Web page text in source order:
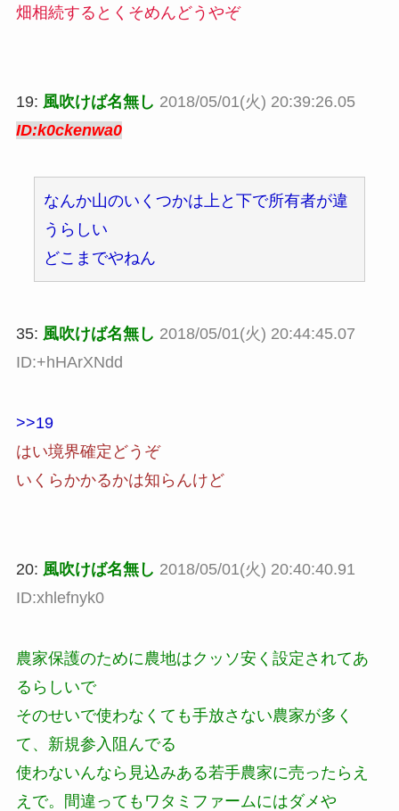
畑相続するとくそめんどうやぞ
19: 風吹けば名無し 2018/05/01(火) 20:39:26.05
ID:k0ckenwa0
なんか山のいくつかは上と下で所有者が違
うらしい
どこまでやねん
35: 風吹けば名無し 2018/05/01(火) 20:44:45.07
ID:+hHArXNdd
>>19
はい境界確定どうぞ
いくらかかるかは知らんけど
20: 風吹けば名無し 2018/05/01(火) 20:40:40.91
ID:xhlefnyk0
農家保護のために農地はクッソ安く設定されてあ
るらしいで
そのせいで使わなくても手放さない農家が多く
て、新規参入阻んでる
使わないんなら見込みある若手農家に売ったらえ
えで。間違ってもワタミファームにはダメや